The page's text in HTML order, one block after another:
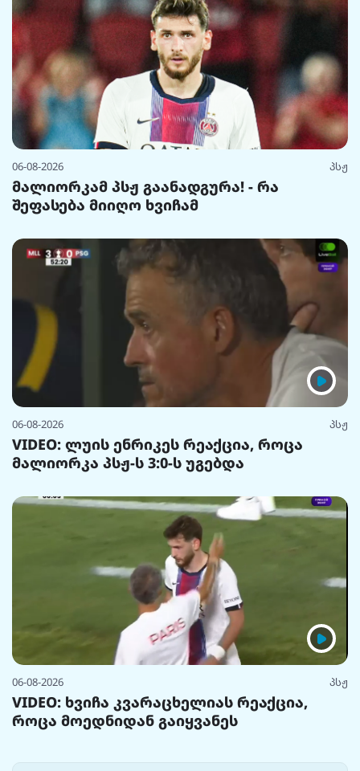
06-08-2026 პსჟ
მალიორკამ პსჟ გაანადგურა! - რა
შეფასება მიიღო ხვიჩამ
06-08-2026 პსჟ
VIDEO: ლუის ენრიკეს რეაქცია, როცა
მალიორკა პსჟ-ს 3:0-ს უგებდა
06-08-2026 პსჟ
VIDEO: ხვიჩა კვარაცხელიას რეაქცია,
როცა მოედნიდან გაიყვანეს